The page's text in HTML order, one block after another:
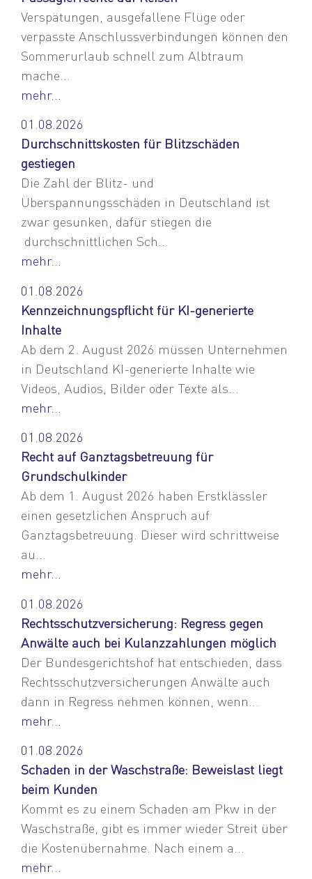
Verspätungen, ausgefallene Flüge oder
verpasste Anschlussverbindungen können den
Sommerurlaub schnell zum Albtraum
mache...
mehr...
01.08.2026
Durchschnittskosten für Blitzschäden
gestiegen
Die Zahl der Blitz- und
Überspannungsschäden in Deutschland ist
zwar gesunken, dafür stiegen die
durchschnittlichen Sch...
mehr...
01.08.2026
Kennzeichnungspflicht für KI-generierte
Inhalte
Ab dem 2. August 2026 müssen Unternehmen
in Deutschland KI-generierte Inhalte wie
Videos, Audios, Bilder oder Texte als...
mehr...
01.08.2026
Recht auf Ganztagsbetreuung für
Grundschulkinder
Ab dem 1. August 2026 haben Erstklässler
einen gesetzlichen Anspruch auf
Ganztagsbetreuung. Dieser wird schrittweise
au...
mehr...
01.08.2026
Rechtsschutzversicherung: Regress gegen
Anwälte auch bei Kulanzzahlungen möglich
Der Bundesgerichtshof hat entschieden, dass
Rechtsschutzversicherungen Anwälte auch
dann in Regress nehmen können, wenn...
mehr...
01.08.2026
Schaden in der Waschstraße: Beweislast liegt
beim Kunden
Kommt es zu einem Schaden am Pkw in der
Waschstraße, gibt es immer wieder Streit über
die Kostenübernahme. Nach einem a...
mehr...